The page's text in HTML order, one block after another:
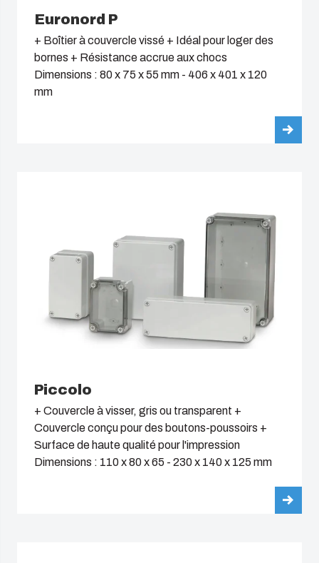
Euronord P
+ Boîtier à couvercle vissé + Idéal pour loger des
bornes + Résistance accrue aux chocs
Dimensions : 80 x 75 x 55 mm - 406 x 401 x 120
mm
Piccolo
+ Couvercle à visser, gris ou transparent +
Couvercle conçu pour des boutons-poussoirs +
Surface de haute qualité pour l'impression
Dimensions : 110 x 80 x 65 - 230 x 140 x 125 mm